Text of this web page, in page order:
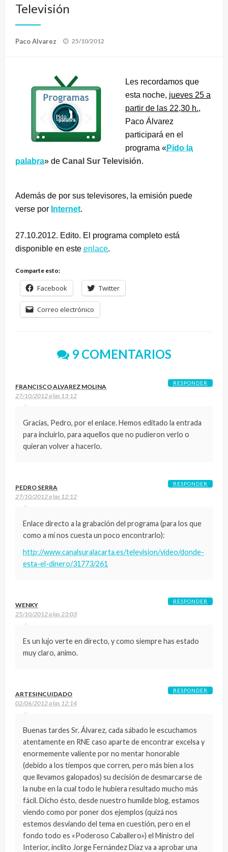
Televisión
Paco Alvarez
Publicado
25/10/2012
Les recordamos que
esta noche, jueves 25 a
partir de las 22,30 h.,
Paco Álvarez
participará en el
programa «Pido la
palabra» de Canal Sur Televisión.
Además de por sus televisores, la emisión puede
verse por Internet.
27.10.2012. Edito. El programa completo está
disponible en este enlace.
Comparte esto:
Facebook Twitter
Correo electrónico
9 COMENTARIOS
FRANCISCO ALVAREZ MOLINA
27/10/2012 a las 13:12
Gracias, Pedro, por el enlace. Hemos editado la entrada
para incluirlo, para aquellos que no pudieron verlo o
quieran volver a hacerlo.
RESPONDER
PEDRO SERRA
27/10/2012 a las 12:12
Enlace directo a la grabación del programa (para los que
como a mí nos cuesta un poco encontrarlo):
http://www.canalsuralacarta.es/television/video/donde-
esta-el-dinero/31773/261
RESPONDER
WENKY
25/10/2012 a las 23:03
Es un lujo verte en directo, y como siempre has estado
muy claro, animo.
RESPONDER
ARTESINCUIDADO
02/06/2012 a las 12:14
Buenas tardes Sr. Álvarez, cada sábado le escuchamos
atentamente en RNE caso aparte de encontrar excelsa y
enormemente valiente por no mentar honorable
(debido a los tiempos que corren, pero más bien a los
que llevamos galopados) su decisión de desmarcarse de
la nube en la cual todo le hubiera resultado mucho más
fácil. Dicho ésto, desde nuestro humilde blog, estamos
viendo como por poner dos ejemplos (quizá nos
estemos desviando del tema en cuestión, pero en el
fondo todo es «Poderoso Caballero») el Ministro del
Interior, ínclito Jorge Fernández Díaz va a aprobar una
RESPONDER